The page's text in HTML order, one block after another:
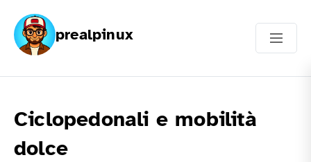
prealpinux
Ciclopedonali e mobilità
dolce